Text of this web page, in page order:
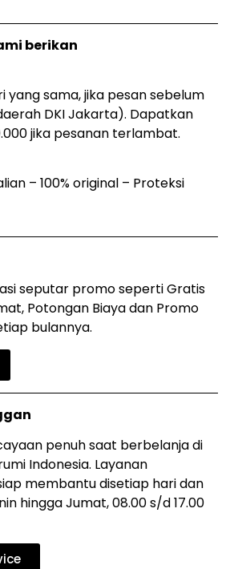
berikan
yang sama, jika pesan sebelum
DKI Jakarta). Dapatkan
jika pesanan terlambat.
– 100% original – Proteksi
seputar promo seperti Gratis
Potongan Biaya dan Promo
bulannya.
penuh saat berbelanja di
Indonesia. Layanan
membantu disetiap hari dan
hingga Jumat, 08.00 s/d 17.00